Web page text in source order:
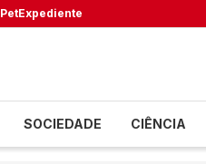
PetExpediente
SOCIEDADE CIÊNCIA